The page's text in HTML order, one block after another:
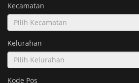
Kecamatan
Pilih Kecamatan
Kelurahan
Pilih Kelurahan
Kode Pos